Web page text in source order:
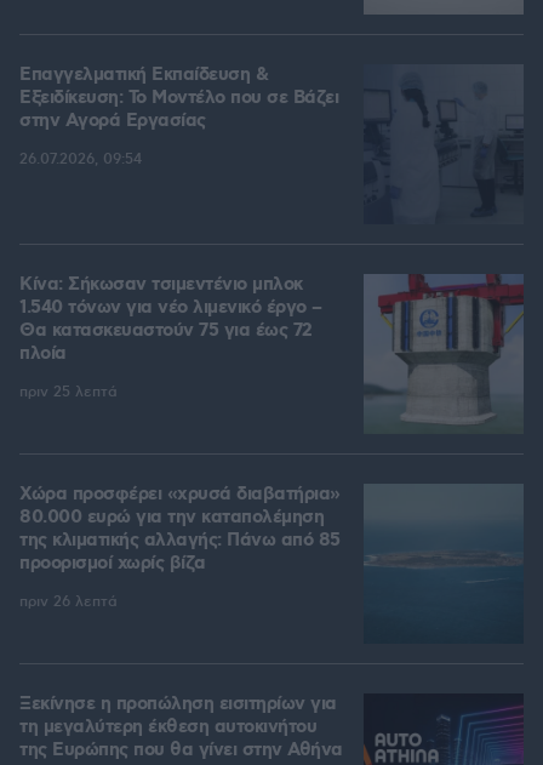
Επαγγελματική Εκπαίδευση &
Εξειδίκευση: Το Mοντέλο που σε Bάζει
στην Aγορά Eργασίας
26.07.2026, 09:54
Κίνα: Σήκωσαν τσιμεντένιο μπλοκ
1.540 τόνων για νέο λιμενικό έργο –
Θα κατασκευαστούν 75 για έως 72
πλοία
πριν 25 λεπτά
Χώρα προσφέρει «χρυσά διαβατήρια»
80.000 ευρώ για την καταπολέμηση
της κλιματικής αλλαγής: Πάνω από 85
προορισμοί χωρίς βίζα
πριν 26 λεπτά
Ξεκίνησε η προπώληση εισιτηρίων για
τη μεγαλύτερη έκθεση αυτοκινήτου
της Ευρώπης που θα γίνει στην Αθήνα